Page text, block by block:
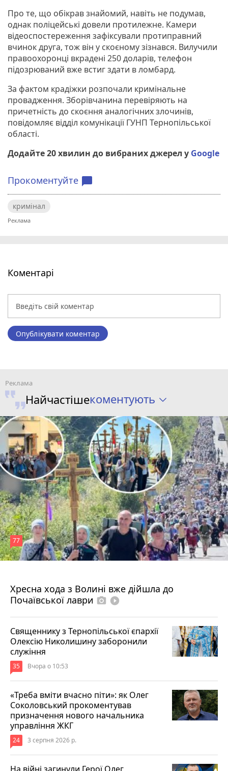
Про те, що обікрав знайомий, навіть не подумав,
однак поліцейські довели протилежне. Камери
відеоспостереження зафіксували протиправний
вчинок друга, тож він у скоєному зізнався. Вилучили
правоохоронці вкрадені 250 доларів, телефон
підозрюваний вже встиг здати в ломбард.
За фактом крадіжки розпочали кримінальне
провадження. Зборівчанина перевіряють на
причетність до скоєння аналогічних злочинів,
повідомляє відділ комунікації ГУНП Тернопільської
області.
Додайте 20 хвилин до вибраних джерел у Google
Прокоментуйте chat_bubble
кримінал
Коментарі
Опублікувати коментар
Найчастішекоментують
Хресна хода з Волині вже дійшла до
Почаївської лаври photo_camera play_circle_filled
77
Священнику з Тернопільської єпархії
Олексію Николишину заборонили
служіння
35 Вчора о 10:53
«Треба вміти вчасно піти»: як Олег
Соколовський прокоментував
призначення нового начальника
управління ЖКГ
24 3 серпня 2026 р.
На війні загинули Герої Олег